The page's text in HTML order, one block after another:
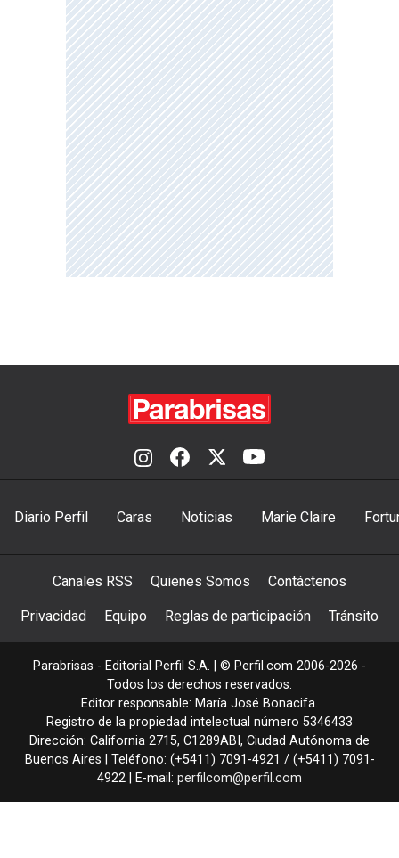
Diario Perfil Caras Noticias Marie Claire
Canales RSS Quienes Somos Contáctenos
Privacidad Equipo Reglas de participación Tránsito
Parabrisas - Editorial Perfil S.A. | © Perfil.com 2006-2026 -
Todos los derechos reservados.
Editor responsable: María José Bonacifa.
Registro de la propiedad intelectual número 5346433
Dirección: California 2715, C1289ABI , Ciudad Autónoma de
Buenos Aires | Teléfono: (+5411) 7091-4921 / (+5411) 7091-
4922 | E-mail: perfilcom@perfil.com